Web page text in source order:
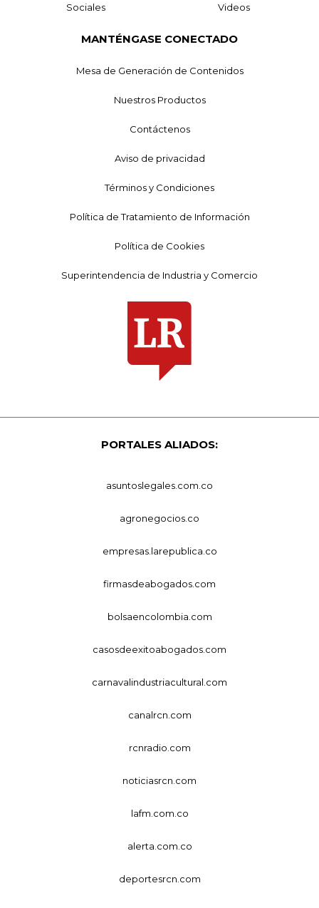
Sociales Videos
MANTÉNGASE CONECTADO
Mesa de Generación de Contenidos
Nuestros Productos
Contáctenos
Aviso de privacidad
Términos y Condiciones
Política de Tratamiento de Información
Política de Cookies
Superintendencia de Industria y Comercio
PORTALES ALIADOS:
asuntoslegales.com.co
agronegocios.co
empresas.larepublica.co
firmasdeabogados.com
bolsaencolombia.com
casosdeexitoabogados.com
carnavalindustriacultural.com
canalrcn.com
rcnradio.com
noticiasrcn.com
lafm.com.co
alerta.com.co
deportesrcn.com